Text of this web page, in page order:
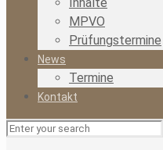
MPVO
Prüfungstermine
News
Termine
Kontakt